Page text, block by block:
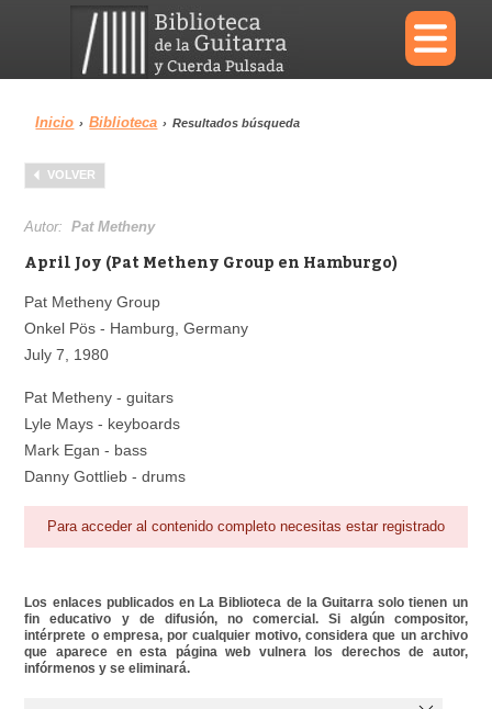
×
Menu
Biblioteca
Área personal
Inicio › Biblioteca › Resultados búsqueda
VOLVER
Autor:Pat Metheny
April Joy (Pat Metheny Group en Hamburgo)
Pat Metheny Group
Onkel Pös - Hamburg, Germany
July 7, 1980
Pat Metheny - guitars
Lyle Mays - keyboards
Mark Egan - bass
Danny Gottlieb - drums
Para acceder al contenido completo necesitas estar registrado
Los enlaces publicados en La Biblioteca de la Guitarra solo tienen un
fin educativo y de difusión, no comercial. Si algún compositor,
intérprete o empresa, por cualquier motivo, considera que un archivo
que aparece en esta página web vulnera los derechos de autor,
infórmenos y se eliminará.